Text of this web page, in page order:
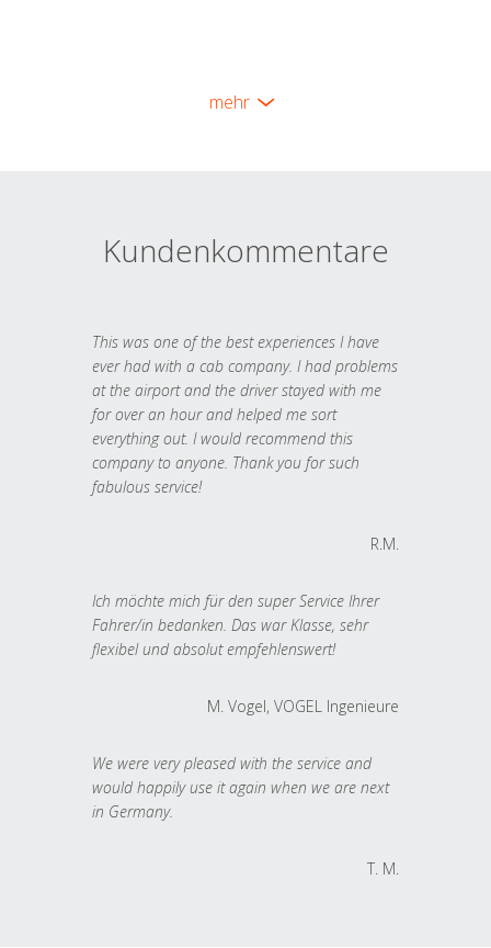
mehr
Kundenkommentare
This was one of the best experiences I have
ever had with a cab company. I had problems
at the airport and the driver stayed with me
for over an hour and helped me sort
everything out. I would recommend this
company to anyone. Thank you for such
fabulous service!
R.M.
Ich möchte mich für den super Service Ihrer
Fahrer/in bedanken. Das war Klasse, sehr
flexibel und absolut empfehlenswert!
M. Vogel, VOGEL Ingenieure
We were very pleased with the service and
would happily use it again when we are next
in Germany.
T. M.